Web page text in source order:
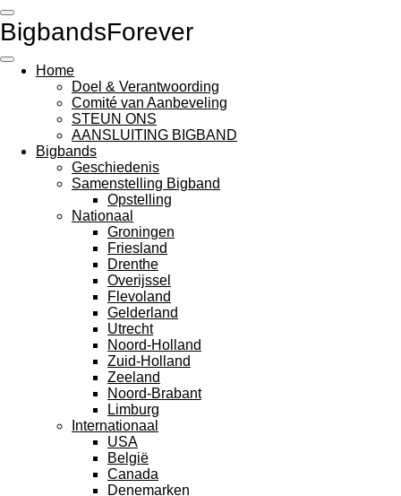
Ga
direct
naar
de
hoofdinhoud
BigbandsForever
Home
Doel & Verantwoording
Comité van Aanbeveling
STEUN ONS
AANSLUITING BIGBAND
Bigbands
Geschiedenis
Samenstelling Bigband
Opstelling
Nationaal
Groningen
Friesland
Drenthe
Overijssel
Flevoland
Gelderland
Utrecht
Noord-Holland
Zuid-Holland
Zeeland
Noord-Brabant
Limburg
Internationaal
USA
België
Canada
Denemarken